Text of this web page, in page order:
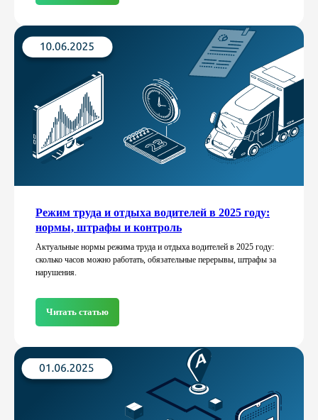
Режим труда и отдыха водителей в 2025 году:
нормы, штрафы и контроль
Актуальные нормы режима труда и отдыха водителей в 2025 году:
сколько часов можно работать, обязательные перерывы, штрафы за
нарушения.
Читать статью